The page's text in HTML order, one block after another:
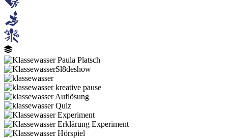
Bild
Bild
Bild
Bild
Bild
Bild
Bild
Bild
Bild